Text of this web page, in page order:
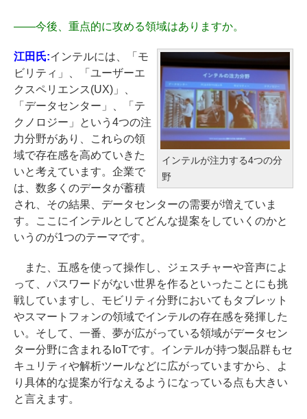
――今後、重点的に攻める領域はありますか。
インテルが注力する4つの分
野
江田氏:インテルには、「モ
ビリティ」、「ユーザーエ
クスペリエンス(UX)」、
「データセンター」、「テ
クノロジー」という4つの注
力分野があり、これらの領
域で存在感を高めていきた
いと考えています。企業で
は、数多くのデータが蓄積
され、その結果、データセンターの需要が増えていま
す。ここにインテルとしてどんな提案をしていくのかと
いうのが1つのテーマです。
また、五感を使って操作し、ジェスチャーや音声によ
って、パスワードがない世界を作るといったことにも挑
戦していますし、モビリティ分野においてもタブレット
やスマートフォンの領域でインテルの存在感を発揮した
い。そして、一番、夢が広がっている領域がデータセン
ター分野に含まれるIoTです。インテルが持つ製品群もセ
キュリティや解析ツールなどに広がっていますから、よ
り具体的な提案が行なえるようになっている点も大きい
と言えます。